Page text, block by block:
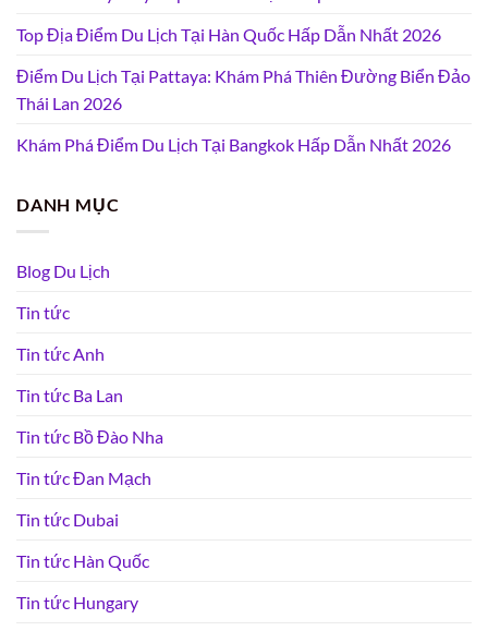
Top Địa Điểm Du Lịch Tại Hàn Quốc Hấp Dẫn Nhất 2026
Điểm Du Lịch Tại Pattaya: Khám Phá Thiên Đường Biển Đảo
Thái Lan 2026
Khám Phá Điểm Du Lịch Tại Bangkok Hấp Dẫn Nhất 2026
DANH MỤC
Blog Du Lịch
Tin tức
Tin tức Anh
Tin tức Ba Lan
Tin tức Bồ Đào Nha
Tin tức Đan Mạch
Tin tức Dubai
Tin tức Hàn Quốc
Tin tức Hungary